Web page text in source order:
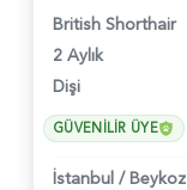
British Shorthair
2 Aylık
Dişi
GÜVENILIR ÜYE
İstanbul / Beykoz